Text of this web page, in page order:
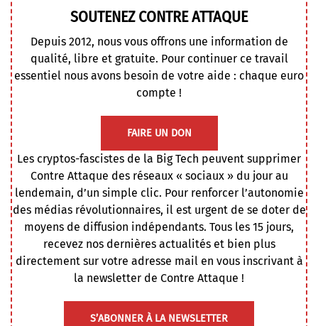
SOUTENEZ CONTRE ATTAQUE
Depuis 2012, nous vous offrons une information de
qualité, libre et gratuite. Pour continuer ce travail
essentiel nous avons besoin de votre aide : chaque euro
compte !
FAIRE UN DON
Les cryptos-fascistes de la Big Tech peuvent supprimer
Contre Attaque des réseaux « sociaux » du jour au
lendemain, d’un simple clic. Pour renforcer l’autonomie
des médias révolutionnaires, il est urgent de se doter de
moyens de diffusion indépendants. Tous les 15 jours,
recevez nos dernières actualités et bien plus
directement sur votre adresse mail en vous inscrivant à
la newsletter de Contre Attaque !
S’ABONNER À LA NEWSLETTER